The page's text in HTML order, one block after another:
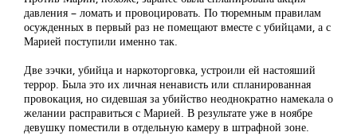
давления – ломать и провоцировать. По тюремным правилам
осужденных в первый раз не помещают вместе с убийцами, а с
Марией поступили именно так.
Две зэчки, убийца и наркоторговка, устроили ей настояший
террор. Была это их личная ненависть или спланированная
провокация, но сидевшая за убийство неоднократно намекала о
желании расправиться с Марией. В результате уже в ноябре
девушку поместили в отдельную камеру в штрафной зоне.